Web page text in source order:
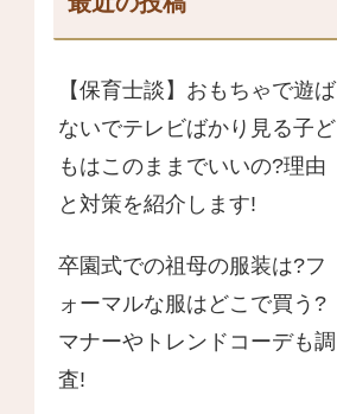
【保育士談】おもちゃで遊ば
ないでテレビばかり見る子ど
もはこのままでいいの?理由
と対策を紹介します!
卒園式での祖母の服装は?フ
ォーマルな服はどこで買う?
マナーやトレンドコーデも調
査!